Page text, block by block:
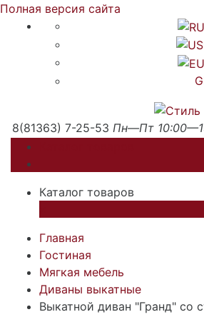
Полная версия сайта
8(81363) 7-25-53 Пн—Пт
Каталог товаров
Главная
Гостиная
Мягкая мебель
Диваны выкатные
Выкатной диван "Гранд" со